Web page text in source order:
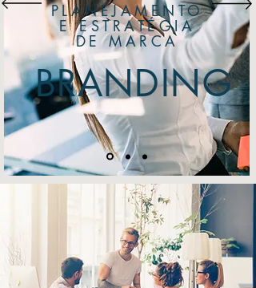
PLANEJAMENTO
E ESTRATÉGIA
DE MARCA
BRANDING